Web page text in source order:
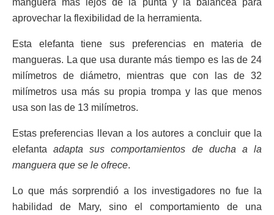
aprovechar la flexibilidad de la herramienta.
Esta elefanta tiene sus preferencias en materia de
mangueras. La que usa durante más tiempo es las de 24
milímetros de diámetro, mientras que con las de 32
milímetros usa más su propia trompa y las que menos
usa son las de 13 milímetros.
Estas preferencias llevan a los autores a concluir que la
elefantaadapta sus comportamientos de ducha a la
manguera que se le ofrece.
Lo que más sorprendió a los investigadores no fue la
habilidad de Mary, sino el comportamiento de una